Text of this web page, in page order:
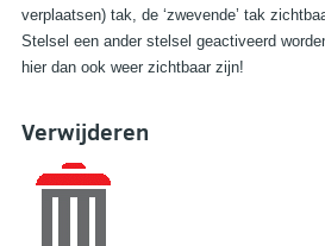
verplaatsen) tak, de ‘zwevende’ tak
Stelsel een ander stelsel geactiveerd
hier dan ook weer zichtbaar zijn!
Verwijderen